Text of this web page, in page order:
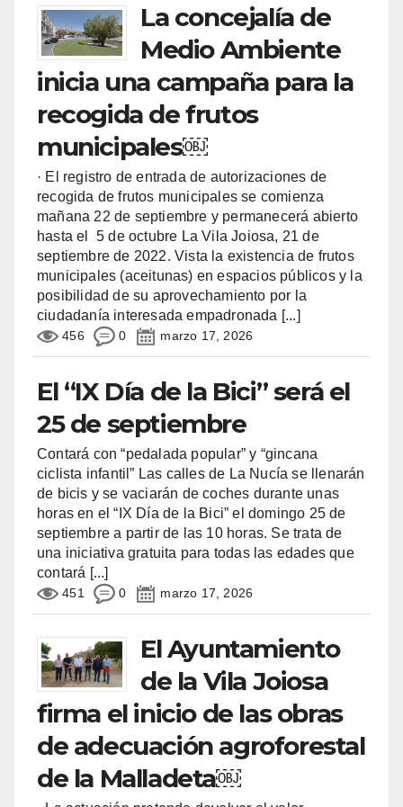
La concejalía de
Medio Ambiente
inicia una campaña para la
recogida de frutos
municipales￼
· El registro de entrada de autorizaciones de
recogida de frutos municipales se comienza
mañana 22 de septiembre y permanecerá abierto
hasta el 5 de octubre La Vila Joiosa, 21 de
septiembre de 2022. Vista la existencia de frutos
municipales (aceitunas) en espacios públicos y la
posibilidad de su aprovechamiento por la
ciudadanía interesada empadronada [...]
456 0 marzo 17, 2026
El “IX Día de la Bici” será el
25 de septiembre
Contará con “pedalada popular” y “gincana
ciclista infantil” Las calles de La Nucía se llenarán
de bicis y se vaciarán de coches durante unas
horas en el “IX Día de la Bici” el domingo 25 de
septiembre a partir de las 10 horas. Se trata de
una iniciativa gratuita para todas las edades que
contará [...]
451 0 marzo 17, 2026
El Ayuntamiento
de la Vila Joiosa
firma el inicio de las obras
de adecuación agroforestal
de la Malladeta￼